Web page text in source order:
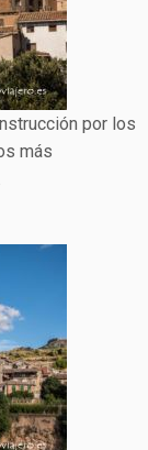
por los
más